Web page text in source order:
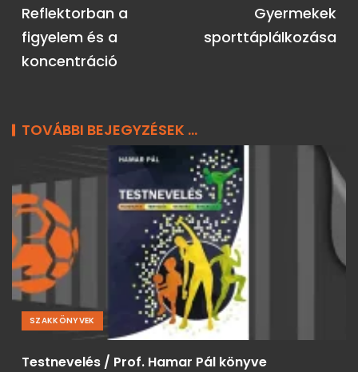
Reflektorban a
figyelem és a
koncentráció
Gyermekek
sporttáplálkozása
TOVÁBBI BEJEGYZÉSEK ...
SZAKKÖNYVEK
Testnevelés / Prof. Hamar Pál könyve